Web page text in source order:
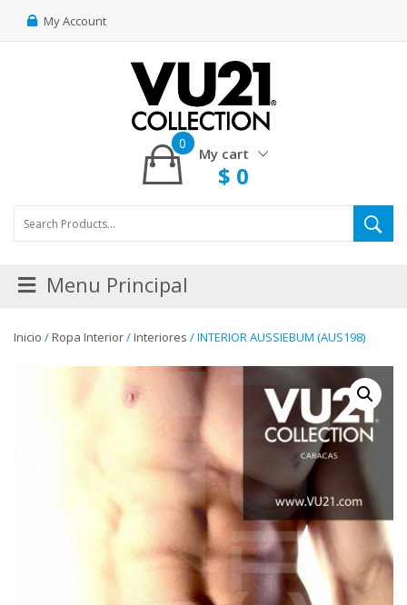
My Account
My cart
0
$ 0
Menu Principal
Inicio /Ropa Interior/Interiores / INTERIOR AUSSIEBUM (AUS198)